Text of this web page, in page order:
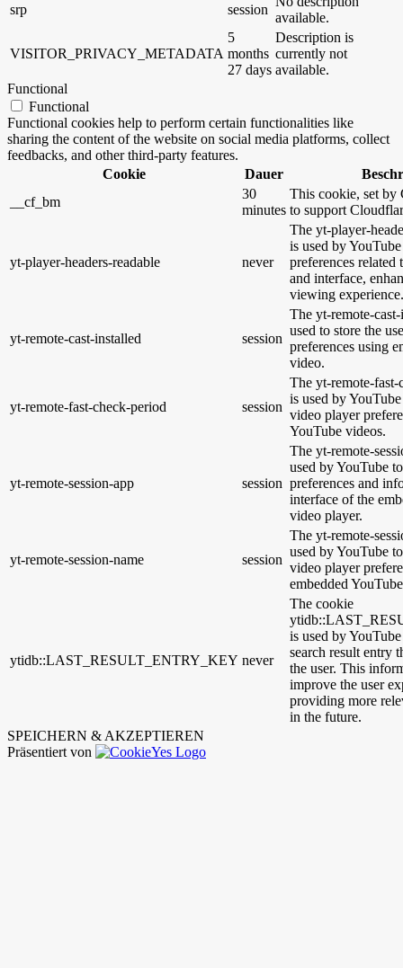
srp session
available.
VISITOR_PRIVACY_METADATA
5
months
27 days
Description is
currently not
available.
Functional
Functional
Functional cookies help to perform certain functionalities like
sharing the content of the website on social media platforms, collect
feedbacks, and other third-party features.
Cookie
Dauer
__cf_bm
30
minutes
This cookie, set by
to support
yt-player-headers-readable never
The yt-player-
is used by
preferences
and interface,
viewing experience.
yt-remote-cast-installed session
The yt-remote-
used to store the
preferences using
video.
yt-remote-fast-check-period session
The yt-remote-
is used by
video player
YouTube videos.
yt-remote-session-app session
The yt-remote-
used by YouTube
preferences and
interface of the
video player.
yt-remote-session-name session
The yt-remote-
used by YouTube
video player
embedded
ytidb::LAST_RESULT_ENTRY_KEY never
The cookie
is used by
search result entry
the user. This
improve the user
providing more
in the future.
SPEICHERN & AKZEPTIEREN
Präsentiert von